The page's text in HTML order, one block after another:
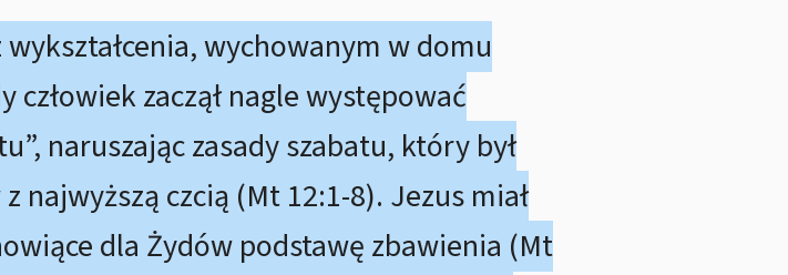
wychowanym w domu
człowiek zaczął nagle występować
naruszając zasady szabatu, który był
najwyższą czcią (Mt 12:1-8). Jezus miał
dla Żydów podstawę zbawienia (Mt